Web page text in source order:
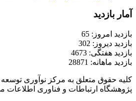
آمار بازدید
بازدید امروز: 65
بازدید دیروز: 302
بازدید هفتگی: 4673
بازدید ماهانه: 28871
کلیه حقوق متعلق به مرکز نوآوری
پژوهشگاه ارتباطات و فناوری اطلاعات